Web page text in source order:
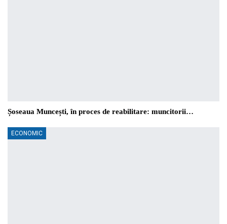
Șoseaua Muncești, în proces de reabilitare: muncitorii…
ECONOMIC